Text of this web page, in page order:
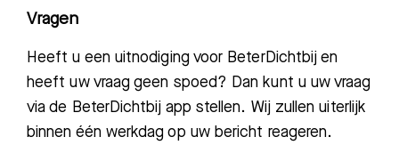
Vragen
Heeft u een uitnodiging voor BeterDichtbij en
heeft uw vraag geen spoed? Dan kunt u uw vraag
via de BeterDichtbij app stellen. Wij zullen uiterlijk
binnen één werkdag op uw bericht reageren.